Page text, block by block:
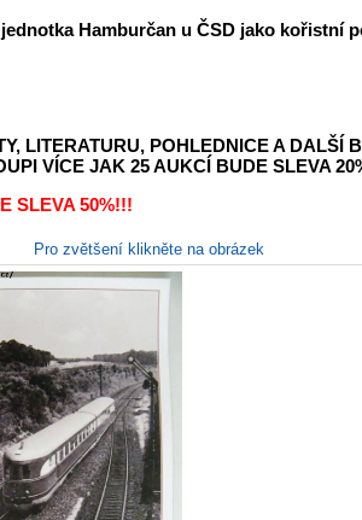
Hamburčan u ČSD jako kořistní
LITERATURU, POHLEDNICE A DALŠÍ
VÍCE JAK 25 AUKCÍ BUDE SLEVA
SLEVA 50%!!!
Pro zvětšení klikněte na obrázek